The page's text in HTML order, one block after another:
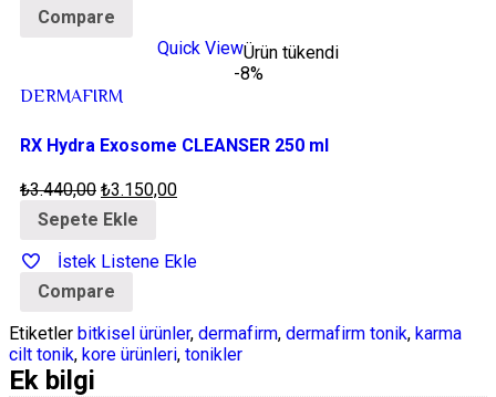
Compare
Quick ViewÜrün tükendi
-8%
DERMAFIRM
RX Hydra Exosome CLEANSER 250 ml
₺3.440,00 ₺3.150,00
Sepete Ekle
İstek Listene Ekle
Compare
Etiketler bitkisel ürünler, dermafirm, dermafirm tonik, karma
cilt tonik, kore ürünleri, tonikler
Ek bilgi